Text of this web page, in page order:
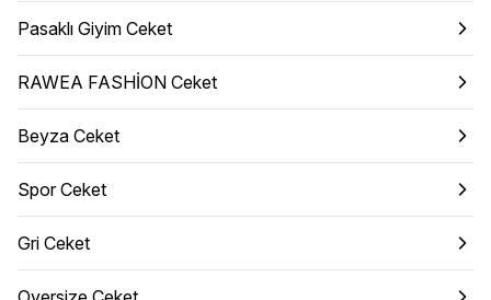
Pasaklı Giyim Ceket
RAWEA FASHİON Ceket
Beyza Ceket
Spor Ceket
Gri Ceket